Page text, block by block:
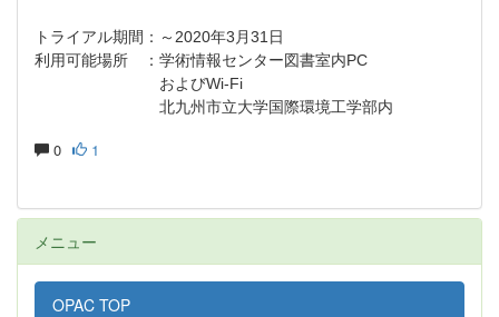
トライアル期間：～2020年3月31日
利用可能場所 ：学術情報センター図書室内PC
およびWi-Fi
北九州市立大学国際環境工学部内
0 1
メニュー
OPAC TOP